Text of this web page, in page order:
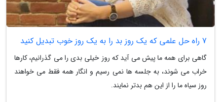
7 راه حل علمی که یک روز بد را به یک روز خوب تبدیل کنید
گاهی برای همه ما پیش می آید که روز خیلی بدی را می گذرانیم، کارها
خراب می شوند، به جلسه ها نمی رسیم و انگار همه فقط می خواهند
روز سیاه ما را از این هم بدتر نمایند.